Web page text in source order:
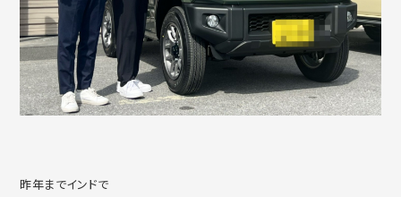
昨年までインドで